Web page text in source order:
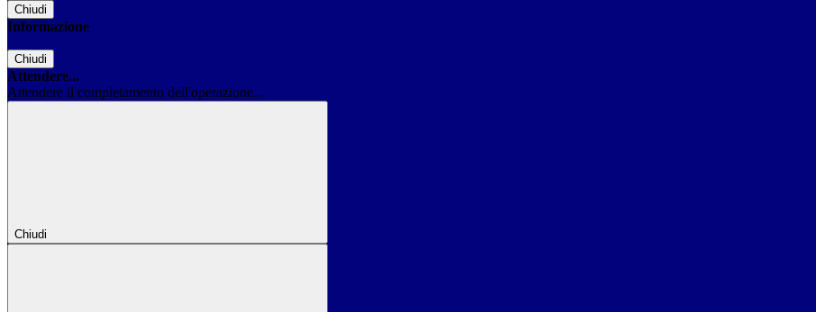
Chiudi
Informazione
Chiudi
Attendere...
Attendere il completamento dell'operazione...
Chiudi